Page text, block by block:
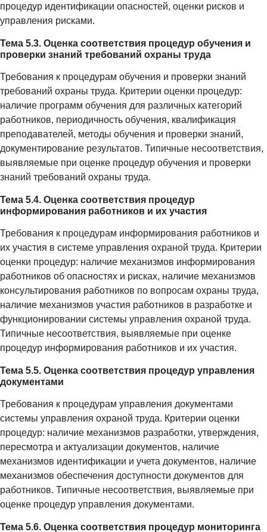
процедур идентификации опасностей, оценки рисков и
управления рисками.
Тема 5.3. Оценка соответствия процедур обучения и
проверки знаний требований охраны труда
Требования к процедурам обучения и проверки знаний
требований охраны труда. Критерии оценки процедур:
наличие программ обучения для различных категорий
работников, периодичность обучения, квалификация
преподавателей, методы обучения и проверки знаний,
документирование результатов. Типичные несоответствия,
выявляемые при оценке процедур обучения и проверки
знаний требований охраны труда.
Тема 5.4. Оценка соответствия процедур
информирования работников и их участия
Требования к процедурам информирования работников и
их участия в системе управления охраной труда. Критерии
оценки процедур: наличие механизмов информирования
работников об опасностях и рисках, наличие механизмов
консультирования работников по вопросам охраны труда,
наличие механизмов участия работников в разработке и
функционировании системы управления охраной труда.
Типичные несоответствия, выявляемые при оценке
процедур информирования работников и их участия.
Тема 5.5. Оценка соответствия процедур управления
документами
Требования к процедурам управления документами
системы управления охраной труда. Критерии оценки
процедур: наличие механизмов разработки, утверждения,
пересмотра и актуализации документов, наличие
механизмов идентификации и учета документов, наличие
механизмов обеспечения доступности документов для
работников. Типичные несоответствия, выявляемые при
оценке процедур управления документами.
Тема 5.6. Оценка соответствия процедур мониторинга